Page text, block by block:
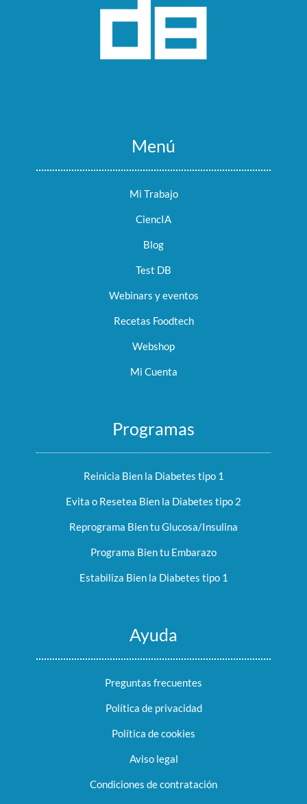
Menú
Mi Trabajo
CiencIA
Blog
Test DB
Webinars y eventos
Recetas Foodtech
Webshop
Mi Cuenta
Programas
Reinicia Bien la Diabetes tipo 1
Evita o Resetea Bien la Diabetes tipo 2
Reprograma Bien tu Glucosa/Insulina
Programa Bien tu Embarazo
Estabiliza Bien la Diabetes tipo 1
Ayuda
Preguntas frecuentes
Política de privacidad
Política de cookies
Aviso legal
Condiciones de contratación